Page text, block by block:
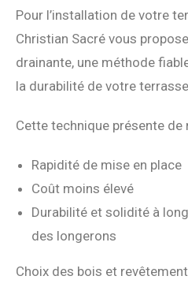
Pour l’installation de votre
Christian Sacré vous
drainante, une méthode
la durabilité de votre
Cette technique présente de
Rapidité de mise en place
Coût moins élevé
Durabilité et solidité à
des longerons
Choix des bois et